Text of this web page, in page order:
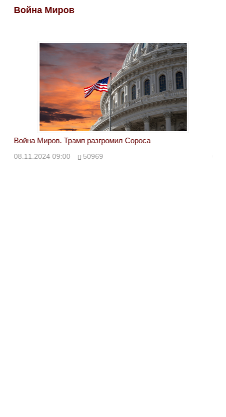
Война Миров
Война Миров. Трамп разгромил Сороса
08.11.2024 09:00 50969